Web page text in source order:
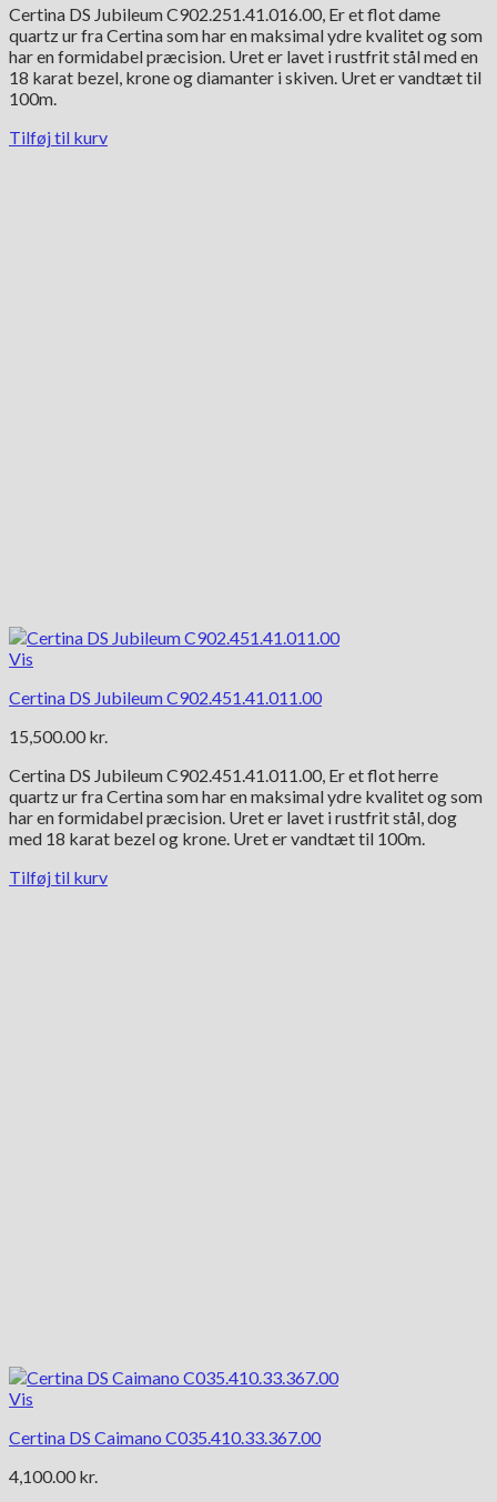
Certina DS Jubileum C902.251.41.016.00, Er et flot dame
quartz ur fra Certina som har en maksimal ydre kvalitet og som
har en formidabel præcision. Uret er lavet i rustfrit stål med en
18 karat bezel, krone og diamanter i skiven. Uret er vandtæt til
100m.
Tilføj til kurv
Vis
Certina DS Jubileum C902.451.41.011.00
15,500.00 kr.
Certina DS Jubileum C902.451.41.011.00, Er et flot herre
quartz ur fra Certina som har en maksimal ydre kvalitet og som
har en formidabel præcision. Uret er lavet i rustfrit stål, dog
med 18 karat bezel og krone. Uret er vandtæt til 100m.
Tilføj til kurv
Vis
Certina DS Caimano C035.410.33.367.00
4,100.00 kr.